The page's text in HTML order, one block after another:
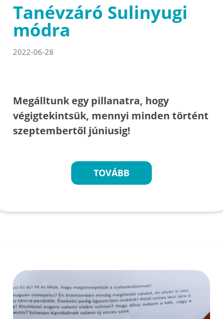
Tanévzáró Sulinyugi
módra
2022-06-28
Megálltunk egy pillanatra, hogy
végigtekintsük, mennyi minden történt
szeptembertől júniusig!
TOVÁBB